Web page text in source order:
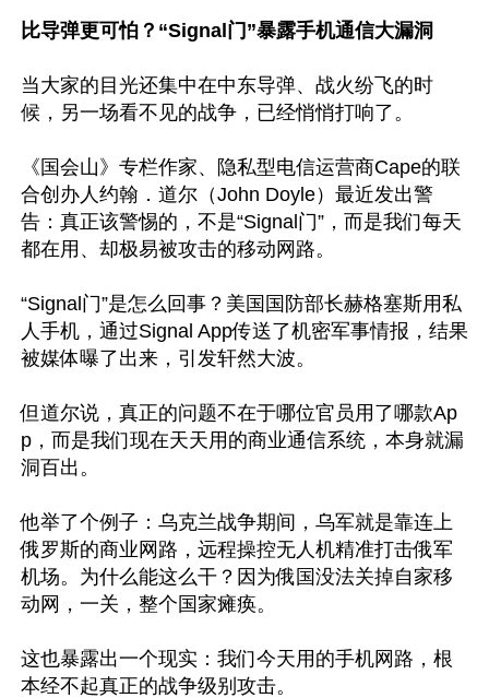
比导弹更可怕？“Signal门”暴露手机通信大漏洞
当大家的目光还集中在中东导弹、战火纷飞的时
候，另一场看不见的战争，已经悄悄打响了。
《国会山》专栏作家、隐私型电信运营商Cape的联
合创办人约翰．道尔（John Doyle）最近发出警
告：真正该警惕的，不是“Signal门”，而是我们每天
都在用、却极易被攻击的移动网路。
“Signal门”是怎么回事？美国国防部长赫格塞斯用私
人手机，通过Signal App传送了机密军事情报，结果
被媒体曝了出来，引发轩然大波。
但道尔说，真正的问题不在于哪位官员用了哪款Ap
p，而是我们现在天天用的商业通信系统，本身就漏
洞百出。
他举了个例子：乌克兰战争期间，乌军就是靠连上
俄罗斯的商业网路，远程操控无人机精准打击俄军
机场。为什么能这么干？因为俄国没法关掉自家移
动网，一关，整个国家瘫痪。
这也暴露出一个现实：我们今天用的手机网路，根
本经不起真正的战争级别攻击。